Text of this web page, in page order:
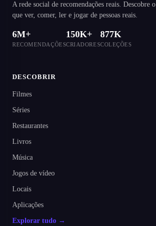
A rede social de recomendações reais. Descobre o
que ver, comer, ler e jogar de pessoas reais.
6M+
RECOMENDAÇÕES
150K+
CRIADORES
877K
COLEÇÕES
DESCOBRIR
Filmes
Séries
Restaurantes
Livros
Música
Jogos de vídeo
Locais
Aplicações
Explorar tudo →